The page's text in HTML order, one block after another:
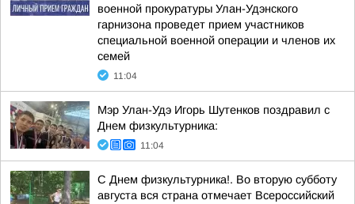
военной прокуратуры Улан-Удэнского
гарнизона проведет прием участников
специальной военной операции и членов их
семей
11:04
Мэр Улан-Удэ Игорь Шутенков поздравил с
Днем физкультурника:
11:04
С Днем физкультурника!. Во вторую субботу
августа вся страна отмечает Всероссийский